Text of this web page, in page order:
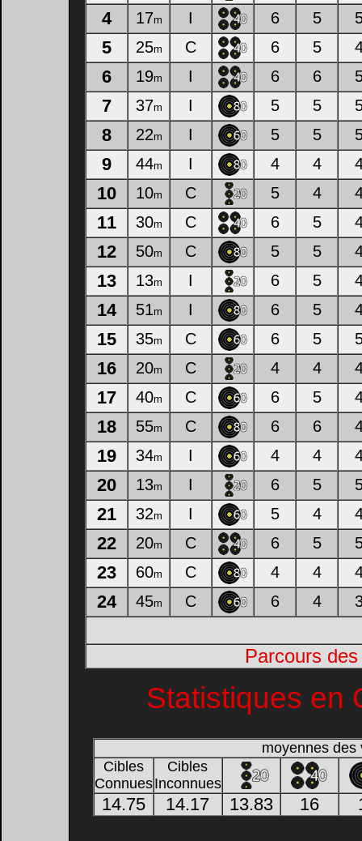
4 17m I 6 5
5 25m C 6 5
6 19m I 6 6
7 37m I 5 5
8 22m I 5 5
9 44m I 4 4
10 10m C 5 4
11 30m C 6 5
12 50m C 5 5
13 13m I 6 5
14 51m I 6 5
15 35m C 6 5
16 20m C 4 4
17 40m C 6 5
18 55m C 6 6
19 34m I 4 4
20 13m I 6 5
21 32m I 5 4
22 20m C 6 5
23 60m C 4 4
24 45m C 6 4
Parcours
Statistiques en
moyennes des
Cibles
Connues
Cibles
Inconnues
14.75 14.17 13.83 16